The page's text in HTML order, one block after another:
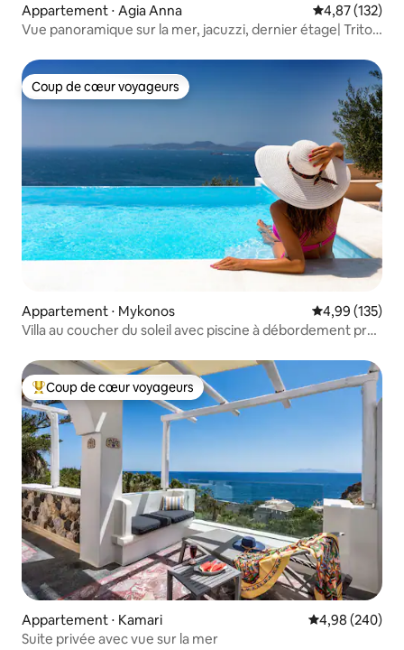
Appartement ⋅ Agia Anna Évaluation
4,87 (132)
Vue panoramique sur la mer, jacuzzi, dernier étage| Triton
Coup de cœur voyageurs
Coup de cœur voyageurs
Appartement ⋅ Mykonos Évaluation
4,99 (135)
Villa au coucher du soleil avec piscine à débordement près
Coups de cœur voyageurs les plus appréciés
Coup de cœur voyageurs
Appartement ⋅ Kamari Évaluation
4,98 (240)
Suite privée avec vue sur la mer